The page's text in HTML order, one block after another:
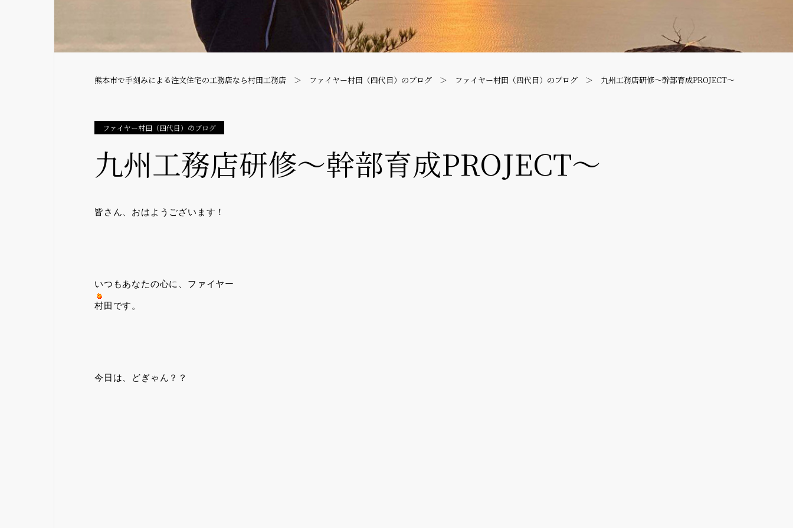
熊本市で手刻みによる注文住宅の工務店なら村田工務店 ファイヤー村田（四代目）のブログ ファイヤー村田（四代目）のブログ 九州工務店研修〜幹部育成PROJECT〜
ファイヤー村田（四代目）のブログ
九州工務店研修〜幹部育成PROJECT〜
皆さん、おはようございます！
いつもあなたの心に、ファイヤー
村田です。
今日は、どぎゃん？？